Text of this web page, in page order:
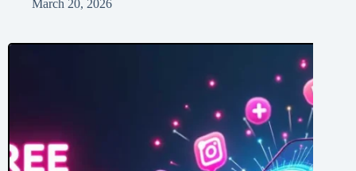
March 20, 2026